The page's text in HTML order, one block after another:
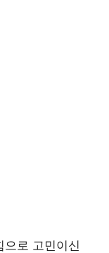
으로 고민이신